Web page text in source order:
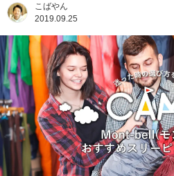
こばやん
2019.09.25